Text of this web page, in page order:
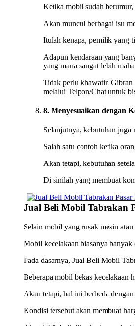
Ketika mobil sudah berumur,
Akan muncul berbagai isu
Itulah kenapa, pemilik yang
Adapun kendaraan yang
yang mana sangat lebih
Tidak perlu khawatir, Gibran
melalui Telpon/Chat untuk
8. Menyesuaikan dengan
Selanjutnya, kebutuhan juga
Salah satu contoh ketika
Akan tetapi, kebutuhan
Di sinilah yang membuat
Jual Beli Mobil Tabrakan
Selain mobil yang rusak mesin
Mobil kecelakaan biasanya
Pada dasarnya, Jual Beli Mobil
Beberapa mobil bekas kecelakaan
Akan tetapi, hal ini berbeda
Kondisi tersebut akan membuat